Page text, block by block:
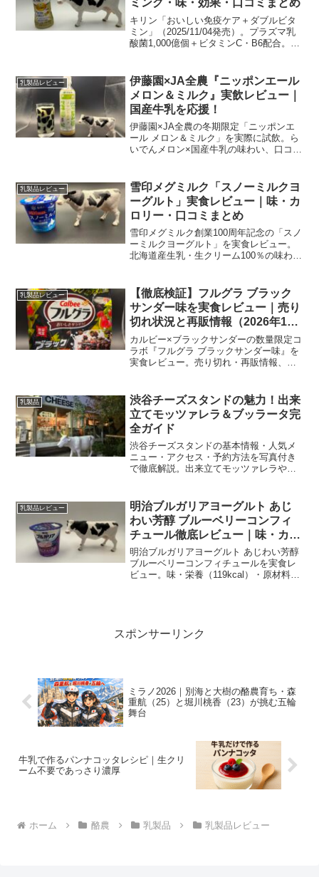
ミング・味・効果・口コミまとめ
キリン「おいしい免疫ケア＋ダブルビタ
ミン」（2025/11/04発売）。プラズマ乳
酸菌1,000億個＋ビタミンC・B6配合。
乳製品レビュー
伊藤園×JA全農『ニッポンエール
メロン＆ミルク』実飲レビュー｜
国産牛乳を応援！
伊藤園×JA全農の冬期限定「ニッポンエ
ール メロン＆ミルク」を実際に試飲。ら
いでんメロン×国産牛乳の味わい、口コミ
乳製品レビュー
雪印メグミルク「スノーミルクヨ
ーグルト」実食レビュー｜味・カ
ロリー・口コミまとめ
雪印メグミルク創業100周年記念の「スノ
ーミルクヨーグルト」を実食レビュー。
北海道産生乳・生クリーム100％の味わ
乳製品レビュー
【徹底検証】フルグラ ブラック
サンダー味を実食レビュー｜売り
切れ状況と再販情報（2026年1
月）
カルビー×ブラックサンダーの数量限定コ
ラボ『フルグラ ブラックサンダー味』を
実食レビュー。売り切れ・再販情報、購
解説します。
乳製品
渋谷チーズスタンドの魅力！出来
立てモッツァレラ＆ブッラータ完
全ガイド
渋谷チーズスタンドの基本情報・人気メ
ニュー・アクセス・予約方法を写真付き
で徹底解説。出来立てモッツァレラやブ
乳製品レビュー
明治ブルガリアヨーグルト あじ
わい芳醇 ブルーベリーコンフィ
チュール徹底レビュー｜味・カロ
リー・119kcalを検証
明治ブルガリアヨーグルト あじわい芳醇
ブルーベリーコンフィチュールを実食レ
ビュー。味・栄養（119kcal）・原材料・
スポンサーリンク
ミラノ2026｜別海と大樹の酪農育ち・森
重航（25）と堀川桃香（23）が挑む五輪
舞台
牛乳で作るパンナコッタレシピ｜生クリ
ーム不要であっさり濃厚
ホーム 酪農 乳製品 乳製品レビュー